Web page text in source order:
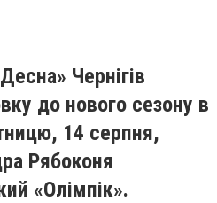
Чернігів
до нового сезону в
14 серпня,
Рябоконя
«Олімпік».